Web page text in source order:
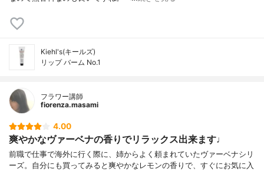
Kiehl's(キールズ)
リップ バーム No.1
フラワー講師
fiorenza.masami
4.00
爽やかなヴァーベナの香りでリラックス出来ます♩
前職で仕事で海外に行く際に、姉からよく頼まれていたヴァーベナシリ
ーズ。自分にも買ってみると爽やかなレモンの香りで、すぐにお気に入